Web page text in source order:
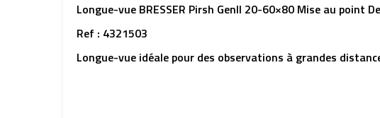
Longue-vue BRESSER Pirsh GenII 20-60×80 Mise au point
Ref : 4321503
Longue-vue idéale pour des observations à grandes